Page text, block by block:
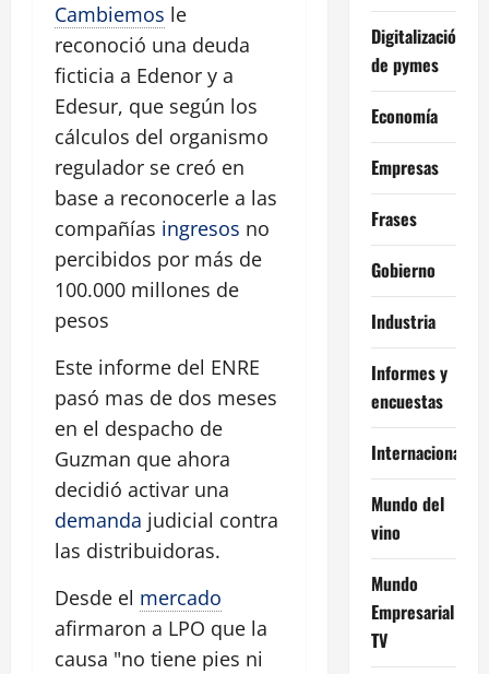
Cambiemos le
reconoció una deuda
ficticia a Edenor y a
Edesur, que según los
cálculos del organismo
regulador se creó en
base a reconocerle a las
compañías ingresos no
percibidos por más de
100.000 millones de
pesos
Este informe del ENRE
pasó mas de dos meses
en el despacho de
Guzman que ahora
decidió activar una
demanda judicial contra
las distribuidoras.
Desde el mercado
afirmaron a LPO que la
causa "no tiene pies ni
Digitalización
de pymes
Economía
Empresas
Frases
Gobierno
Industria
Informes y
encuestas
Internacional
Mundo del
vino
Mundo
Empresarial
TV